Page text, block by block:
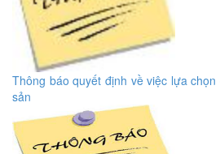
Thông báo quyết định về việc lựa
sản